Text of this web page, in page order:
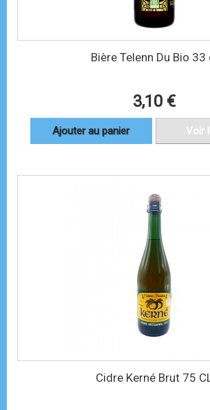
Bière Telenn Du Bio 33
3,10 €
Ajouter au panier Voir
Cidre Kerné Brut 75